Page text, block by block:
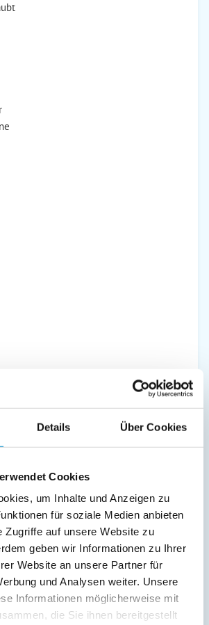
Details Über Cookies
Cookies
um Inhalte und Anzeigen zu
für soziale Medien anbieten
Zugriffe auf unsere Website zu
geben wir Informationen zu Ihrer
Website an unsere Partner für
und Analysen weiter. Unsere
Informationen möglicherweise mit
die Sie ihnen bereitgestellt
1 und 2 Die
für all diejenigen, die keine
wollen - hier müssen Sie sich wirklich
Sie lieber ruhiger, lieber zentraler
am Strand wohnen möchten! Denn